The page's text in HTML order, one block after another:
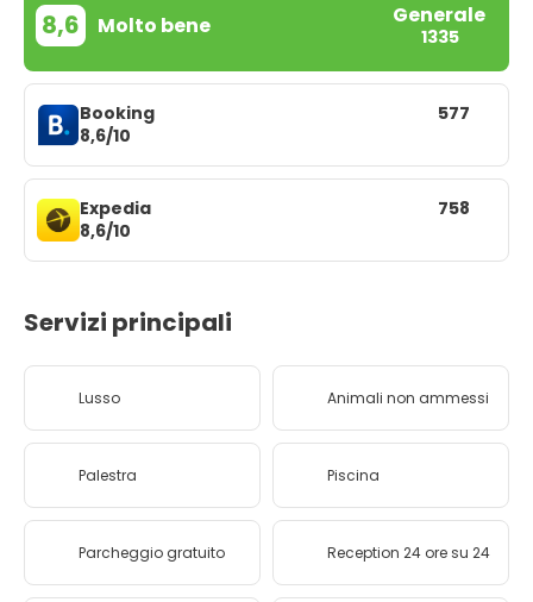
8,6 Molto bene Generale
1335
Booking
8,6/10
577
Expedia
8,6/10
758
Servizi principali
Lusso Animali non ammessi
Palestra Piscina
Parcheggio gratuito Reception 24 ore su 24